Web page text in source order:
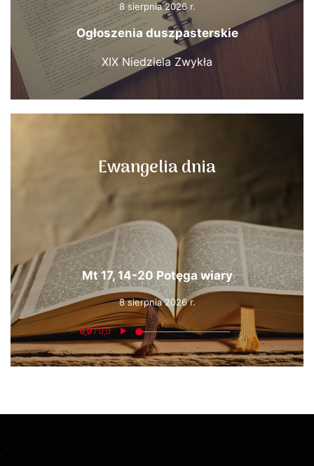
8 sierpnia 2026 r.
Ogłoszenia duszpasterskie
XIX Niedziela Zwykła
Ewangelia dnia
Mt 17, 14-20 Potęga wiary
8 sierpnia 2026 r.